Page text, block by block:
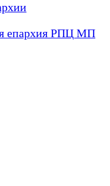
епархия РПЦ МП